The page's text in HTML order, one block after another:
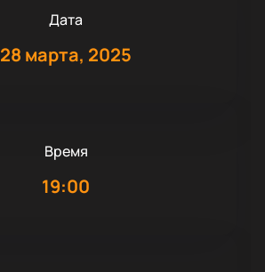
Дата
28 марта, 2025
Время
19:00